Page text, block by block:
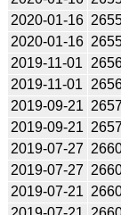
2020-01-16
2020-01-16
2019-11-01
2019-11-01
2019-09-21 2657
2019-09-21 2657
2019-07-27
2019-07-27
2019-07-21